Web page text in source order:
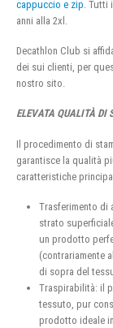
cappuccio e zip .
anni alla 2xl.
Decathlon Club si
dei sui clienti, per
nostro sito.
ELEVATA QUALITÀ DI
Il procedimento di
garantisce la qualità
caratteristiche
Trasferimento di
strato
un prodotto
(contrariamente
di sopra del
Traspirabilità: il
tessuto, pur
prodotto ideale